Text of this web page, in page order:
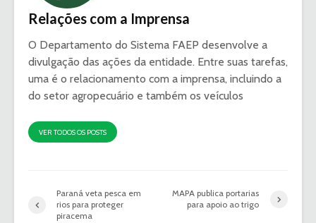
Relações com a Imprensa
O Departamento do Sistema FAEP desenvolve a
divulgação das ações da entidade. Entre suas tarefas,
uma é o relacionamento com a imprensa, incluindo a
do setor agropecuário e também os veículos
VER TODOS OS POSTS
Paraná veta pesca em
rios para proteger
piracema
MAPA publica portarias
para apoio ao trigo